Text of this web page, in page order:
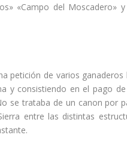
«Campo del Moscadero»
petición de varios
y consistiendo en el pago
se trataba de un canon por
entre las distintas